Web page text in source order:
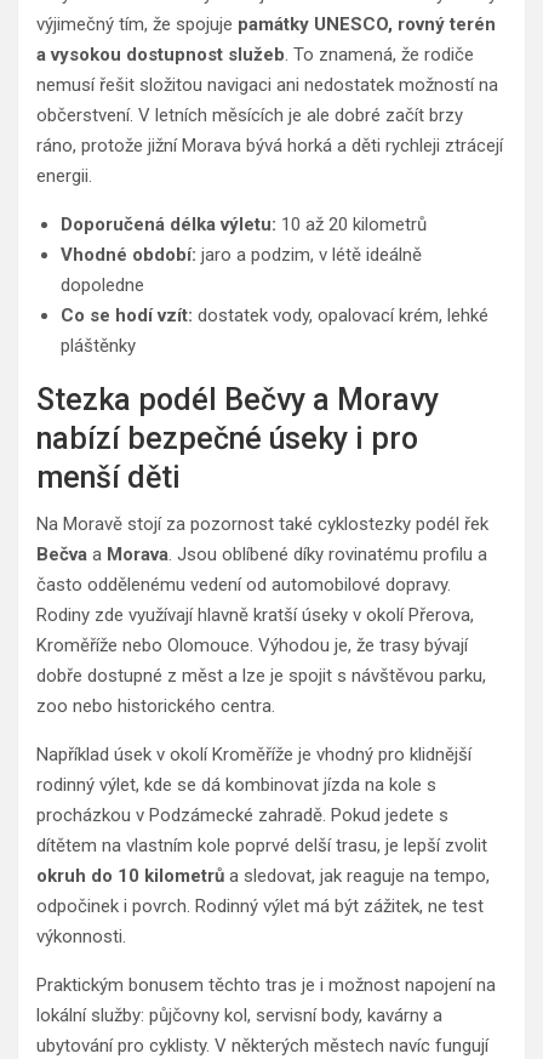
výjimečný tím, že spojuje památky UNESCO, rovný terén
a vysokou dostupnost služeb. To znamená, že rodiče
nemusí řešit složitou navigaci ani nedostatek možností na
občerstvení. V letních měsících je ale dobré začít brzy
ráno, protože jižní Morava bývá horká a děti rychleji ztrácejí
energii.
Doporučená délka výletu: 10 až 20 kilometrů
Vhodné období: jaro a podzim, v létě ideálně
dopoledne
Co se hodí vzít: dostatek vody, opalovací krém, lehké
pláštěnky
Stezka podél Bečvy a Moravy
nabízí bezpečné úseky i pro
menší děti
Na Moravě stojí za pozornost také cyklostezky podél řek
Bečva a Morava. Jsou oblíbené díky rovinatému profilu a
často oddělenému vedení od automobilové dopravy.
Rodiny zde využívají hlavně kratší úseky v okolí Přerova,
Kroměříže nebo Olomouce. Výhodou je, že trasy bývají
dobře dostupné z měst a lze je spojit s návštěvou parku,
zoo nebo historického centra.
Například úsek v okolí Kroměříže je vhodný pro klidnější
rodinný výlet, kde se dá kombinovat jízda na kole s
procházkou v Podzámecké zahradě. Pokud jedete s
dítětem na vlastním kole poprvé delší trasu, je lepší zvolit
okruh do 10 kilometrů a sledovat, jak reaguje na tempo,
odpočinek i povrch. Rodinný výlet má být zážitek, ne test
výkonnosti.
Praktickým bonusem těchto tras je i možnost napojení na
lokální služby: půjčovny kol, servisní body, kavárny a
ubytování pro cyklisty. V některých městech navíc fungují